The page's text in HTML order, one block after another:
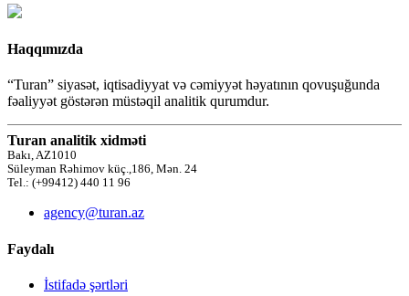
Haqqımızda
“Turan” siyasət, iqtisadiyyat və cəmiyyət həyatının qovuşuğunda
fəaliyyət göstərən müstəqil analitik qurumdur.
Turan analitik xidməti
Bakı, AZ1010
Süleyman Rəhimov küç.,186, Mən. 24
Tel.: (+99412) 440 11 96
agency@turan.az
Faydalı
İstifadə şərtləri